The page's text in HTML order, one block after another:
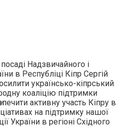
Надзвичайного і
в Республіці Кіпр Сергій
українсько-кіпрський
коаліцію підтримки
активну участь Кіпру в
на підтримку нашої
України в регіоні Східного